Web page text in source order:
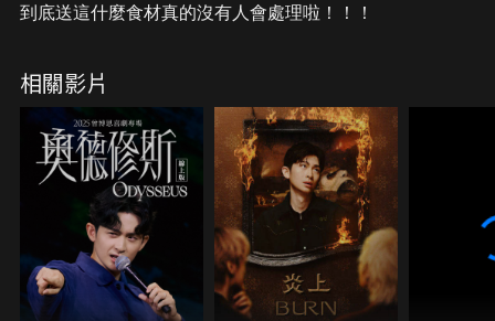
到底送這什麼食材真的沒有人會處理啦！！！
相關影片